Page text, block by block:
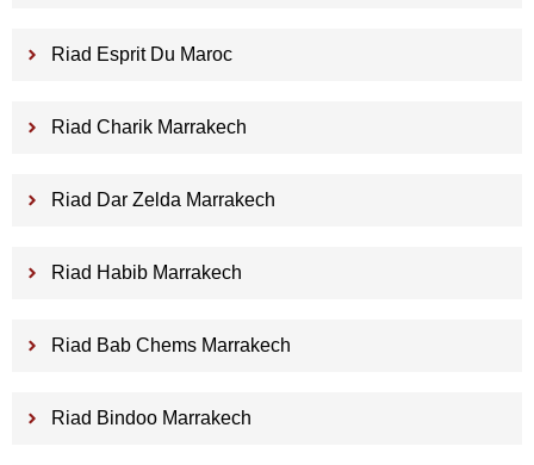
Riad Esprit Du Maroc
Riad Charik Marrakech
Riad Dar Zelda Marrakech
Riad Habib Marrakech
Riad Bab Chems Marrakech
Riad Bindoo Marrakech